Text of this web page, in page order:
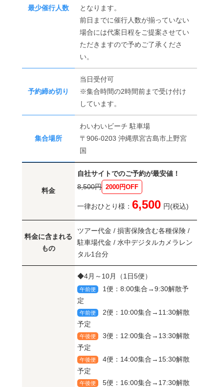
最少催行人数
となります。
前日までに催行人数が揃っていない
場合には代案日程をご提案させてい
ただきますので予めご了承くださ
い。
予約締め切り
当日受付可
※集合時間の2時間前まで受け付け
しています。
集合場所
わいわいビーチ 駐車場
〒906-0203 沖縄県宮古島市上野宮
国
料金
自社サイトでのご予約が最安値！
8,500円 2000円OFF
一律おひとり様： 6,500 円(税込)
料金に含まれる
もの
ツアー代金 / 損害保険含む各種保険 /
駐車場代金 / 水中デジタルカメラレン
タル1台分
◆4月～10月（1日5便）
午前便
1便：8:00集合→9:30解散予
定
午前便
2便：10:00集合→11:30解散
予定
午後便
3便：12:00集合→13:30解散
予定
午後便
4便：14:00集合→15:30解散
予定
午後便
5便：16:00集合→17:30解散